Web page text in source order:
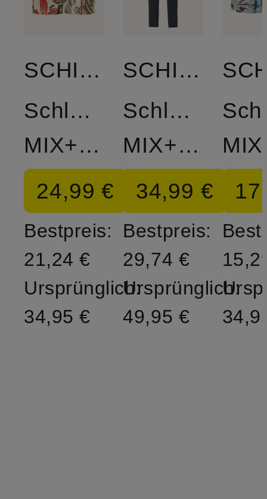
SCHIESSER
Schlafshorts
MIX+RELAX
24,99 €
Bestpreis:
21,24 €
Ursprünglich:
34,95 €
SCHIESSER
Schlafhose
MIX+RELAX
34,99 €
Bestpreis:
29,74 €
Ursprünglich:
49,95 €